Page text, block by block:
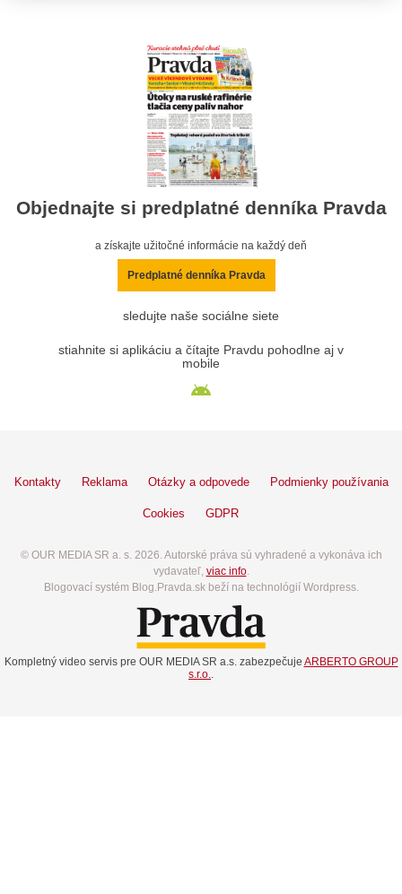
Objednajte si predplatné denníka Pravda
a získajte užitočné informácie na každý deň
Predplatné denníka Pravda
sledujte naše sociálne siete
stiahnite si aplikáciu a čítajte Pravdu pohodlne aj v
mobile
Kontakty Reklama Otázky a odpovede Podmienky používania
Cookies GDPR
© OUR MEDIA SR a. s. 2026. Autorské práva sú vyhradené a vykonáva ich
vydavateľ, viac info.
Blogovací systém Blog.Pravda.sk beží na technológií Wordpress.
Kompletný video servis pre OUR MEDIA SR a.s. zabezpečuje ARBERTO GROUP
s.r.o.